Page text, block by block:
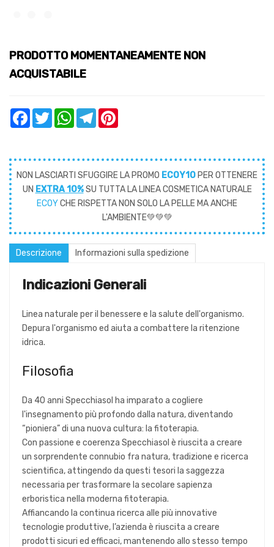
PRODOTTO MOMENTANEAMENTE NON
ACQUISTABILE
FacebookTwitterWhatsAppTelegram
NON LASCIARTI SFUGGIRE LA PROMO ECOY10 PER OTTENERE
UN EXTRA 10%SU TUTTA LA LINEA COSMETICA NATURALE
ECOYCHE RISPETTA NON SOLO LA PELLE MA ANCHE
L'AMBIENTE💚💚💚
Descrizione Informazioni sulla spedizione
Indicazioni Generali
Linea naturale per il benessere e la salute dell'organismo.
Depura l'organismo ed aiuta a combattere la ritenzione
idrica.
Filosofia
Da 40 anni Specchiasol ha imparato a cogliere
l'insegnamento più profondo dalla natura, diventando
“pioniera” di una nuova cultura: la fitoterapia.
Con passione e coerenza Specchiasol è riuscita a creare
un sorprendente connubio fra natura, tradizione e ricerca
scientifica, attingendo da questi tesori la saggezza
necessaria per trasformare la secolare sapienza
erboristica nella moderna fitoterapia.
Affiancando la continua ricerca alle più innovative
tecnologie produttive, l’azienda è riuscita a creare
prodotti sicuri ed efficaci, mantenendo allo stesso tempo